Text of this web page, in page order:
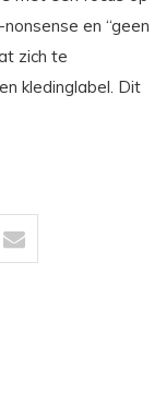
en “geen
zich te
kledinglabel. Dit